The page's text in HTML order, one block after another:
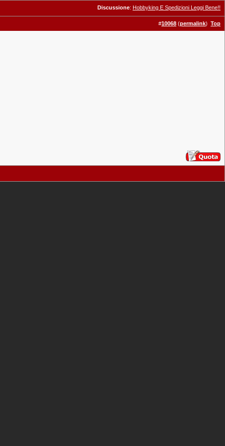
Discussione: Hobbyking E Spedizioni Leggi Bene!!
#10068 (permalink) Top